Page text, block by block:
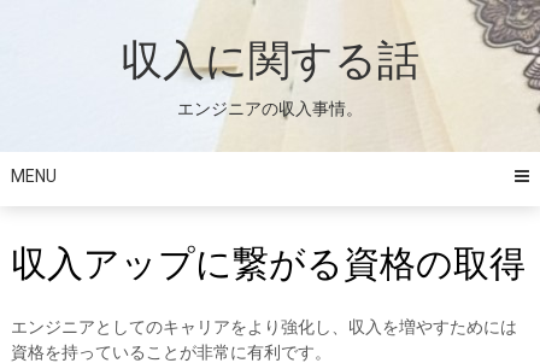
収入に関する話
エンジニアの収入事情。
MENU
収入アップに繋がる資格の取得
エンジニアとしてのキャリアをより強化し、収入を増やすためには
資格を持っていることが非常に有利です。